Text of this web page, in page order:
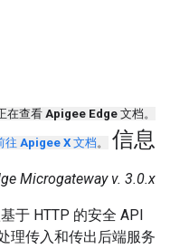
在查看 Apigee Edge 文档。
往 Apigee X 文档。 信息
Microgateway v. 3.0.x
于 HTTP 的安全 API
理传入和传出后端服务